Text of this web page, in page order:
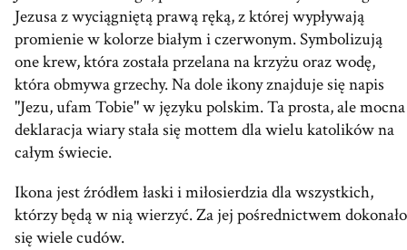
Jezusa z wyciągniętą prawą ręką, z której wypływają
promienie w kolorze białym i czerwonym. Symbolizują
one krew, która została przelana na krzyżu oraz wodę,
która obmywa grzechy. Na dole ikony znajduje się napis
"Jezu, ufam Tobie" w języku polskim. Ta prosta, ale mocna
deklaracja wiary stała się mottem dla wielu katolików na
całym świecie.
Ikona jest źródłem łaski i miłosierdzia dla wszystkich,
którzy będą w nią wierzyć. Za jej pośrednictwem dokonało
się wiele cudów.